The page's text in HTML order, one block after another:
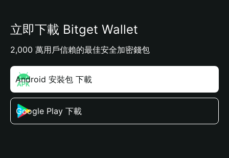
立即下載 Bitget Wallet
2,000 萬用戶信賴的最佳安全加密錢包
Android 安裝包 下載
Google Play 下載